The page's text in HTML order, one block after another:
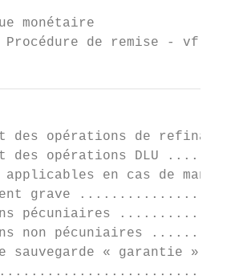
monétaire
- Procédure de
des opérations
des
en cas de
grave
pécuniaires
non
de sauvegarde «